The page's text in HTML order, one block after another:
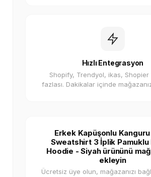
Hızlı Entegrasyon
Shopify, Trendyol, ikas, Shopier
fazlası. Dakikalar içinde
Erkek Kapüşonlu
Sweatshirt 3 İplik Pamuklu
Hoodie - Siyah ürününü
ekleyin
Ücretsiz üye olun, mağazanızı